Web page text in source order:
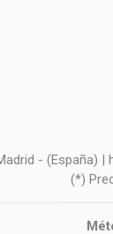
- (España)
(*)